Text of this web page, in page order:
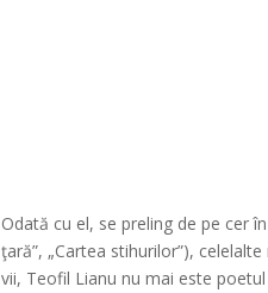
Odată cu el, se preling de pe cer
ţară”, „Cartea stihurilor”),
vii, Teofil Lianu nu mai este